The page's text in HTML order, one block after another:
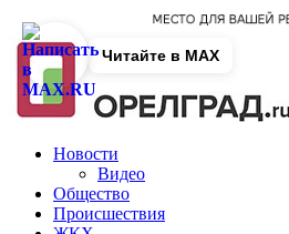
Новости
Видео
Общество
Происшествия
Читайте в MAX